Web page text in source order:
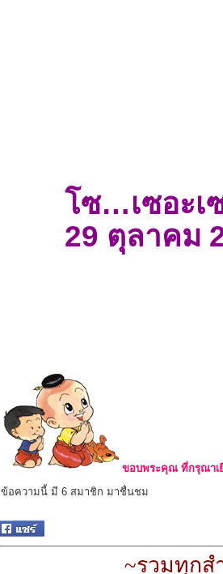
โซ…เซอะเ
29 ตุลาคม
ขอบพระคุณ ที่กรุณาเ
ข้อความนี้ มี 6 สมาชิก มาชื่นชม
~รวมทุกส